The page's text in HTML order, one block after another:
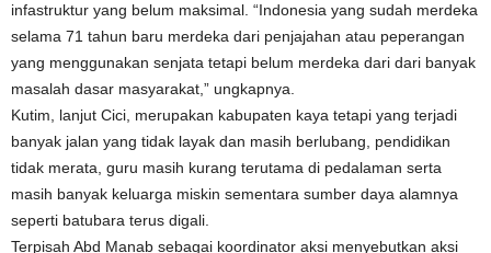
infastruktur yang belum maksimal. “Indonesia yang sudah merdeka
selama 71 tahun baru merdeka dari penjajahan atau peperangan
yang menggunakan senjata tetapi belum merdeka dari dari banyak
masalah dasar masyarakat,” ungkapnya.
Kutim, lanjut Cici, merupakan kabupaten kaya tetapi yang terjadi
banyak jalan yang tidak layak dan masih berlubang, pendidikan
tidak merata, guru masih kurang terutama di pedalaman serta
masih banyak keluarga miskin sementara sumber daya alamnya
seperti batubara terus digali.
Terpisah Abd Manab sebagai koordinator aksi menyebutkan aksi